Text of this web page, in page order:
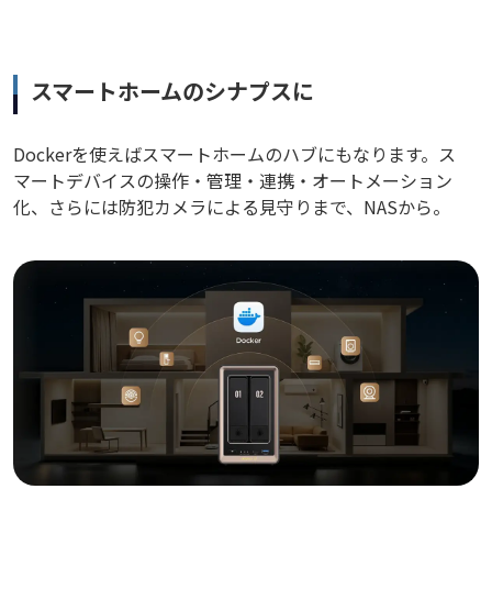
スマートホームのシナプスに
Dockerを使えばスマートホームのハブにもなります。ス
マートデバイスの操作・管理・連携・オートメーション
化、さらには防犯カメラによる見守りまで、NASから。